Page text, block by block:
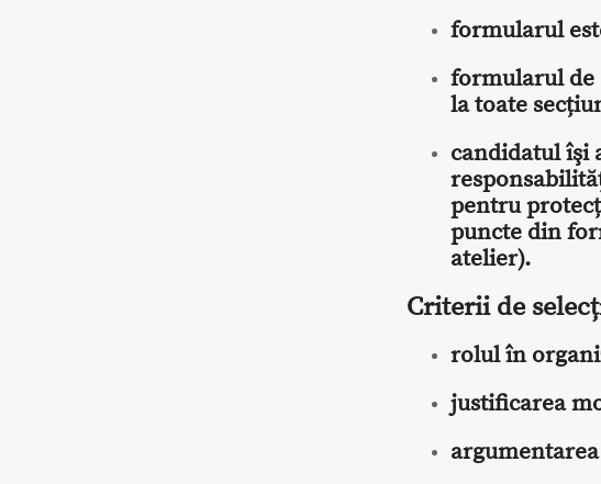
formularul
formularul de
la toate
candidatul îşi
pentru
puncte din
atelier).
Criterii de
rolul în
justificarea